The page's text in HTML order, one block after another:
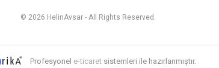
© 2026 HelinAvsar - All Rights Reserved.
Profesyonel e-ticaret sistemleri ile hazırlanmıştır.